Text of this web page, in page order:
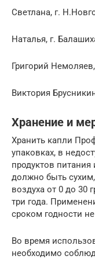
Светлана, г.
Наталья, г.
Григорий
Виктория
Хранение и
Хранить капли
упаковках, в
продуктов
должно быть
воздуха от 0 до 30
три года.
сроком годности
Во время
необходимо